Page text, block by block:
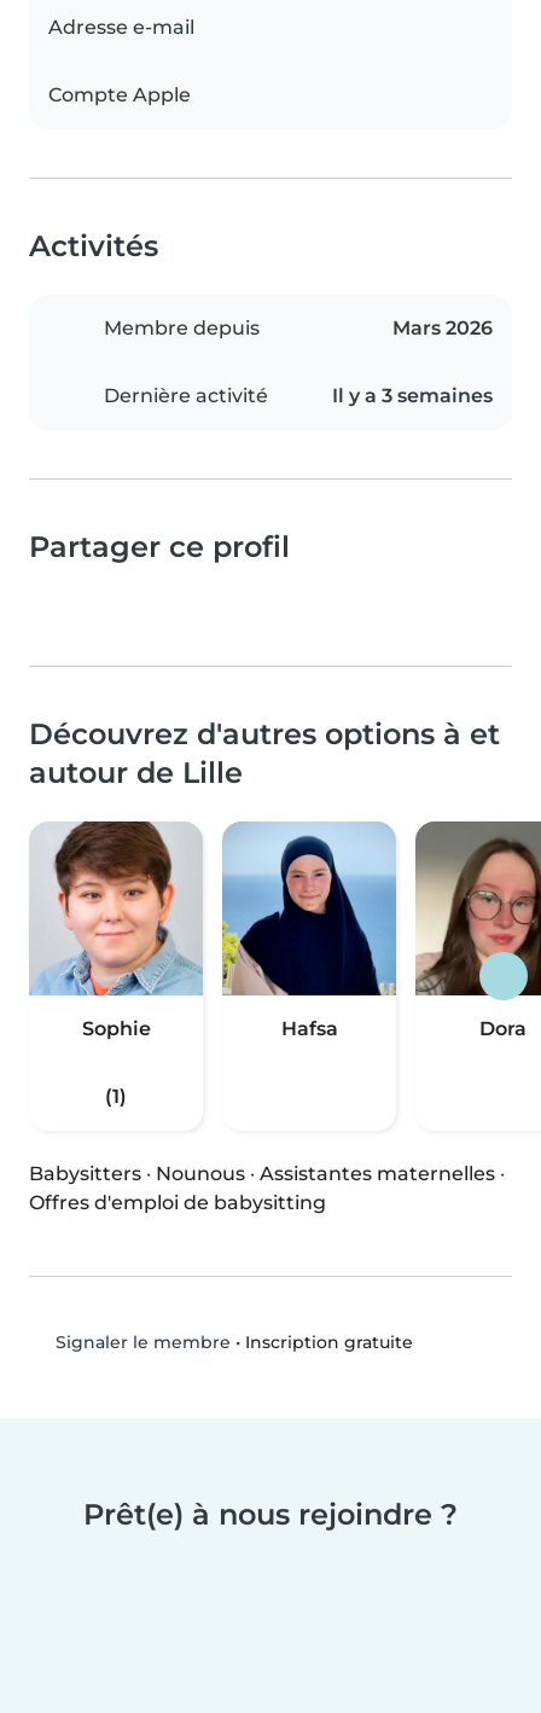
Adresse e-mail
Compte Apple
Activités
Membre depuis Mars 2026
Dernière activité Il y a 3 semaines
Partager ce profil
Découvrez d'autres options à et
autour de Lille
Sophie
(1)
Hafsa Dora
Babysitters · Nounous · Assistantes maternelles ·
Offres d'emploi de babysitting
Signaler le membre • Inscription gratuite
Prêt(e) à nous rejoindre ?